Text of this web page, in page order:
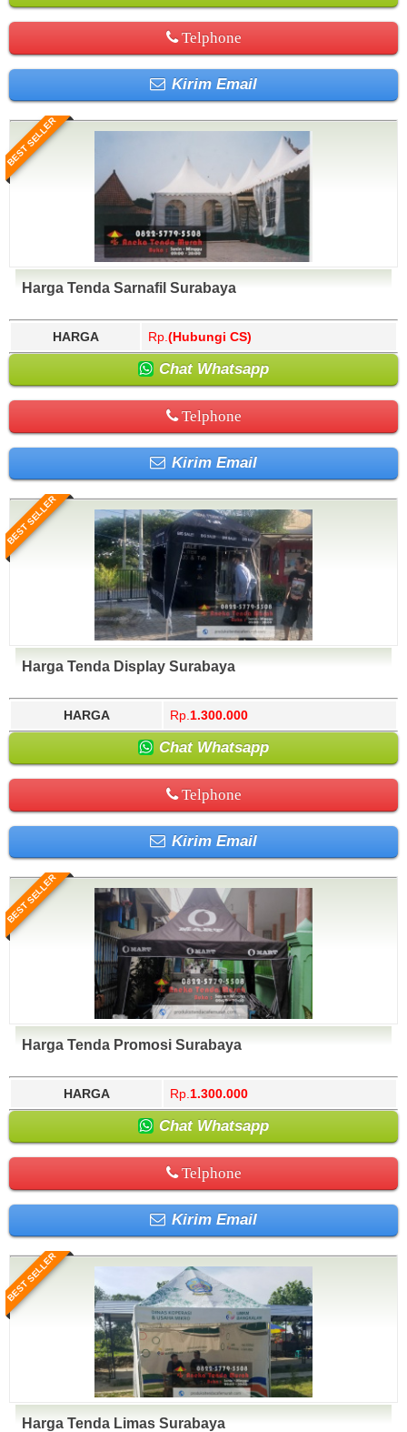
Telphone
Kirim Email
BEST SELLER
Harga Tenda Sarnafil Surabaya
HARGA Rp. (Hubungi CS)
Chat Whatsapp
Telphone
Kirim Email
BEST SELLER
Harga Tenda Display Surabaya
HARGA Rp. 1.300.000
Chat Whatsapp
Telphone
Kirim Email
BEST SELLER
Harga Tenda Promosi Surabaya
HARGA Rp. 1.300.000
Chat Whatsapp
Telphone
Kirim Email
BEST SELLER
Harga Tenda Limas Surabaya